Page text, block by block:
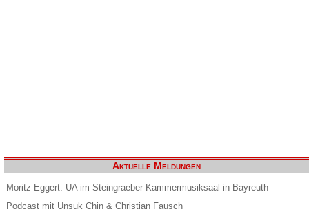
Aktuelle Meldungen
Moritz Eggert. UA im Steingraeber Kammermusiksaal in Bayreuth
Podcast mit Unsuk Chin & Christian Fausch